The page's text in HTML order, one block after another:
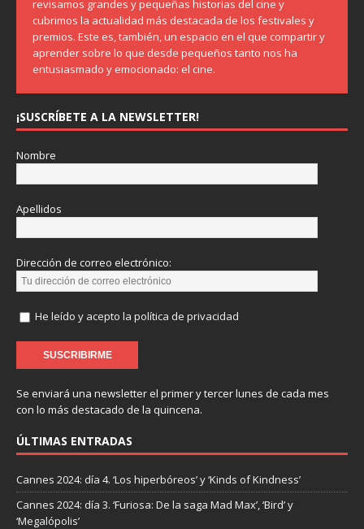
revisamos grandes y pequeñas historias del cine y
cubrimos la actualidad más destacada de los festivales y
premios. Este es, también, un espacio en el que compartir y
aprender sobre lo que desde pequeños tanto nos ha
entusiasmado y emocionado: el cine.
¡SUSCRÍBETE A LA NEWSLETTER!
Nombre
Apellidos
Dirección de correo electrónico:
He leído y acepto la política de privacidad
Se enviará una newsletter el primer y tercer lunes de cada mes
con lo más destacado de la quincena.
ÚLTIMAS ENTRADAS
Cannes 2024: día 4. ‘Los hiperbóreos’ y ‘Kinds of Kindness’
Cannes 2024: día 3. ‘Furiosa: De la saga Mad Max’, ‘Bird’ y
‘Megalópolis’